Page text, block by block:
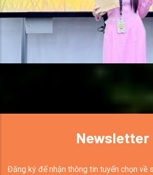
Newsletter
Đăng ký để nhận thông tin tuyển chọn về